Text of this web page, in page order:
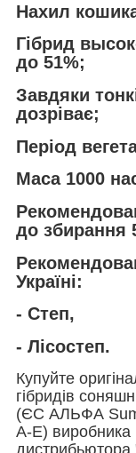
Нахил
Гібрид
до 51%;
Завдяки
дозріває;
Період
Маса 1000
до збирання
Україні:
- Степ,
- Лісостеп.
Купуйте
гібридів
(ЄС АЛЬФА
A-E) виробника